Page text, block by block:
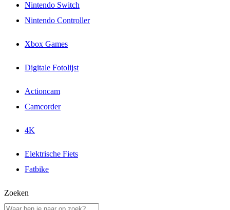
Nintendo Switch
Nintendo Controller
Xbox Games
Digitale Fotolijst
Actioncam
Camcorder
4K
Elektrische Fiets
Fatbike
Zoeken